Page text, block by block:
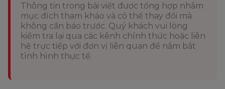
Thông tin trong bài viết được tổng hợp nhằm
mục đích tham khảo và có thể thay đổi mà
không cần báo trước. Quý khách vui lòng
kiểm tra lại qua các kênh chính thức hoặc liên
hệ trực tiếp với đơn vị liên quan để nắm bắt
tình hình thực tế.